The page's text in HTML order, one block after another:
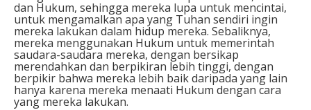
dan Hukum, sehingga mereka lupa untuk mencintai,
untuk mengamalkan apa yang Tuhan sendiri ingin
mereka lakukan dalam hidup mereka. Sebaliknya,
mereka menggunakan Hukum untuk memerintah
saudara-saudara mereka, dengan bersikap
merendahkan dan berpikiran lebih tinggi, dengan
berpikir bahwa mereka lebih baik daripada yang lain
hanya karena mereka menaati Hukum dengan cara
yang mereka lakukan.